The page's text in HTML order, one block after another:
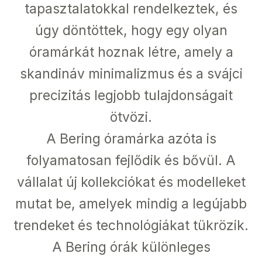
tapasztalatokkal rendelkeztek, és
úgy döntöttek, hogy egy olyan
óramárkát hoznak létre, amely a
skandináv minimalizmus és a svájci
precizitás legjobb tulajdonságait
ötvözi.
A Bering óramárka azóta is
folyamatosan fejlődik és bővül. A
vállalat új kollekciókat és modelleket
mutat be, amelyek mindig a legújabb
trendeket és technológiákat tükrözik.
A Bering órák különleges